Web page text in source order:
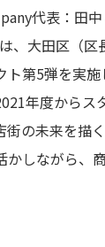
代表：田
、大田区（区
第5弾を実施
年度からス
街の未来を描
かしながら、